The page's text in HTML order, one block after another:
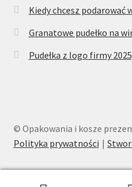
Kiedy chcesz podarować
Granatowe pudełko na
Pudełka z logo firmy 2025
© Opakowania i kosze
Polityka prywatności